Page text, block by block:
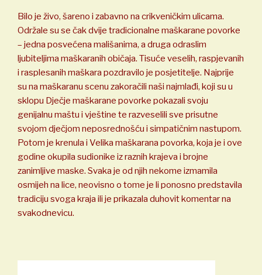
Bilo je živo, šareno i zabavno na crikveničkim ulicama.
Održale su se čak dvije tradicionalne maškarane povorke
– jedna posvećena mališanima, a druga odraslim
ljubiteljima maškaranih običaja. Tisuće veselih, raspjevanih
i rasplesanih maškara pozdravilo je posjetitelje. Najprije
su na maškaranu scenu zakoračili naši najmlađi, koji su u
sklopu Dječje maškarane povorke pokazali svoju
genijalnu maštu i vještine te razveselili sve prisutne
svojom dječjom neposrednošću i simpatičnim nastupom.
Potom je krenula i Velika maškarana povorka, koja je i ove
godine okupila sudionike iz raznih krajeva i brojne
zanimljive maske. Svaka je od njih nekome izmamila
osmijeh na lice, neovisno o tome je li ponosno predstavila
tradiciju svoga kraja ili je prikazala duhovit komentar na
svakodnevicu.